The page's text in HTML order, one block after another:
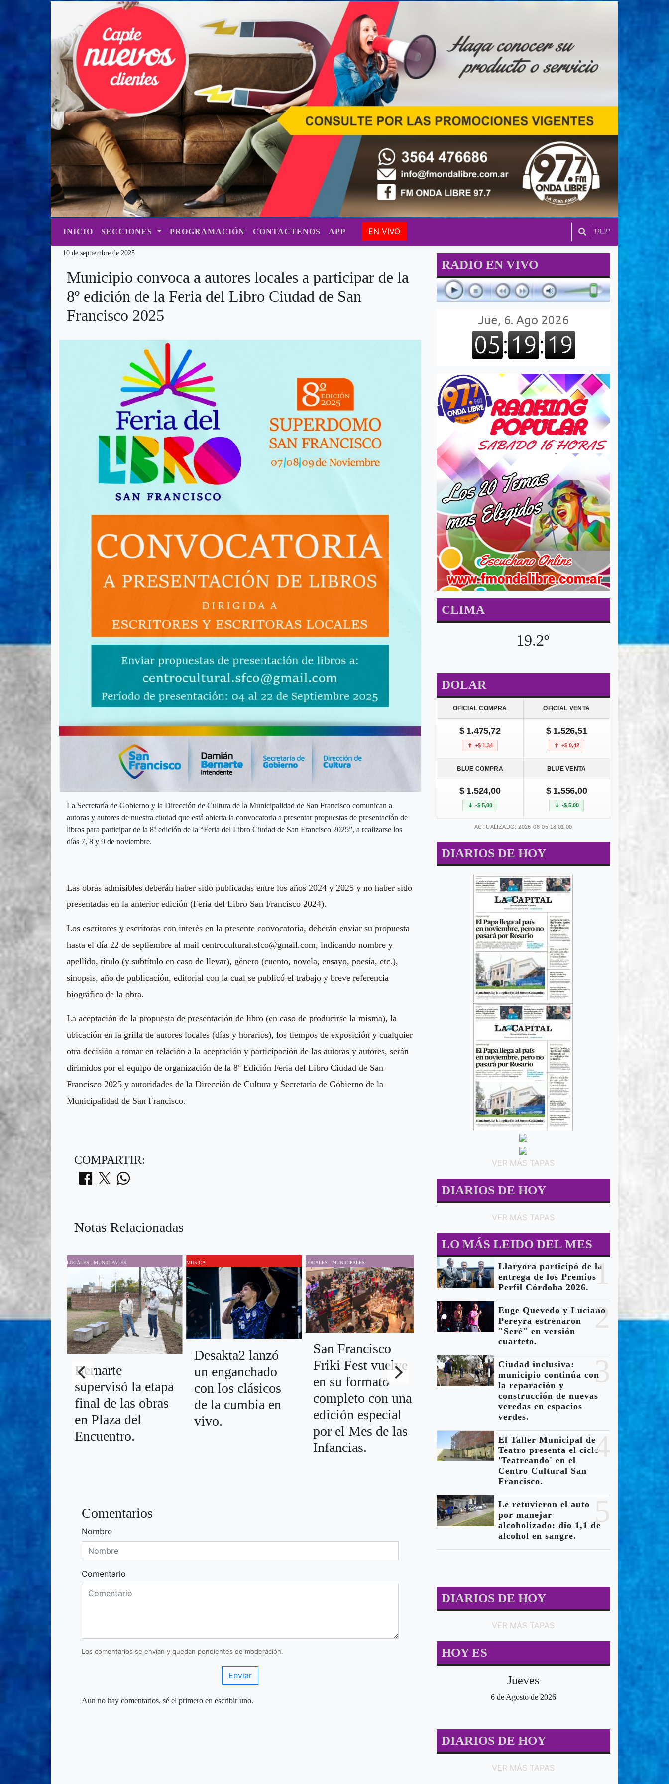
INICIO SECCIONES PROGRAMACIÓN CONTACTENOS APP EN VIVO 19.2º
10 de septiembre de 2025
Municipio convoca a autores locales a participar de la
8º edición de la Feria del Libro Ciudad de San
Francisco 2025
La Secretaría de Gobierno y la Dirección de Cultura de la Municipalidad de San Francisco comunican a
autoras y autores de nuestra ciudad que está abierta la convocatoria a presentar propuestas de presentación de
libros para participar de la 8º edición de la “Feria del Libro Ciudad de San Francisco 2025”, a realizarse los
días 7, 8 y 9 de noviembre.
Las obras admisibles deberán haber sido publicadas entre los años 2024 y 2025 y no haber sido
presentadas en la anterior edición (Feria del Libro San Francisco 2024).
Los escritores y escritoras con interés en la presente convocatoria, deberán enviar su propuesta
hasta el día 22 de septiembre al mail centrocultural.sfco@gmail.com, indicando nombre y
apellido, título (y subtítulo en caso de llevar), género (cuento, novela, ensayo, poesía, etc.),
sinopsis, año de publicación, editorial con la cual se publicó el trabajo y breve referencia
biográfica de la obra.
La aceptación de la propuesta de presentación de libro (en caso de producirse la misma), la
ubicación en la grilla de autores locales (días y horarios), los tiempos de exposición y cualquier
otra decisión a tomar en relación a la aceptación y participación de las autoras y autores, serán
dirimidos por el equipo de organización de la 8º Edición Feria del Libro Ciudad de San
Francisco 2025 y autoridades de la Dirección de Cultura y Secretaría de Gobierno de la
Municipalidad de San Francisco.
COMPARTIR:
Notas Relacionadas
LOCALES - MUNICIPALES
Bernarte
supervisó la etapa
final de las obras
en Plaza del
Encuentro.
MUSICA
Desakta2 lanzó
un enganchado
con los clásicos
de la cumbia en
vivo.
LOCALES - MUNICIPALES
San Francisco
Friki Fest vuelve
en su formato
completo con una
edición especial
por el Mes de las
Infancias.
LOCALES - MUNICIPALES
Las esculturas de
Plaza Vélez
recuperan su
color original
como parte de su
restauración.
MUSICA
Dani Guardia
regalaron una
emotiva versión
acústica de "El
Triste".
Comentarios
Nombre
Comentario
Los comentarios se envían y quedan pendientes de moderación.
Enviar
Aun no hay comentarios, sé el primero en escribir uno.
RADIO EN VIVO
CLIMA
19.2º
DOLAR
OFICIAL COMPRA OFICIAL VENTA
$ 1.475,72
+$ 1,34
$ 1.526,51
+$ 0,42
BLUE COMPRA BLUE VENTA
$ 1.524,00
-$ 5,00
$ 1.556,00
-$ 5,00
ACTUALIZADO: 2026-08-05 18:01:00
DIARIOS DE HOY
VER MÁS TAPAS
DIARIOS DE HOY
VER MÁS TAPAS
LO MÁS LEIDO DEL MES
1
Llaryora participó de la
entrega de los Premios
Perfil Córdoba 2026.
2
Euge Quevedo y Luciano
Pereyra estrenaron
"Seré" en versión
cuarteto.
3
Ciudad inclusiva:
municipio continúa con
la reparación y
construcción de nuevas
veredas en espacios
verdes.
4
El Taller Municipal de
Teatro presenta el ciclo
'Teatreando' en el
Centro Cultural San
Francisco.
Le retuvieron el auto
por manejar
alcoholizado: dio 1,1 de
alcohol en sangre.
DIARIOS DE HOY
VER MÁS TAPAS
HOY ES
Jueves
6 de Agosto de 2026
DIARIOS DE HOY
VER MÁS TAPAS